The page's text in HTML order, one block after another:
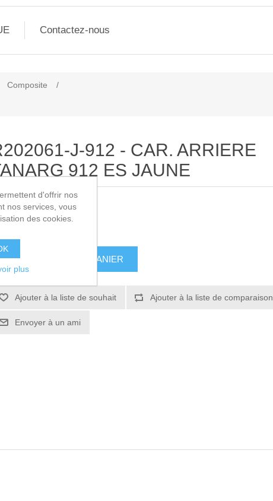
Contactez-nous
Composite
/
J-912 - CAR. ARRIERE
912 ES JAUNE
R202061-J-912
AJOUTER AU PANIER
Ajouter à la liste de souhait Ajouter à la liste de comparaison
Envoyer à un ami
d'offrir nos
nos services, vous
des cookies.
plus